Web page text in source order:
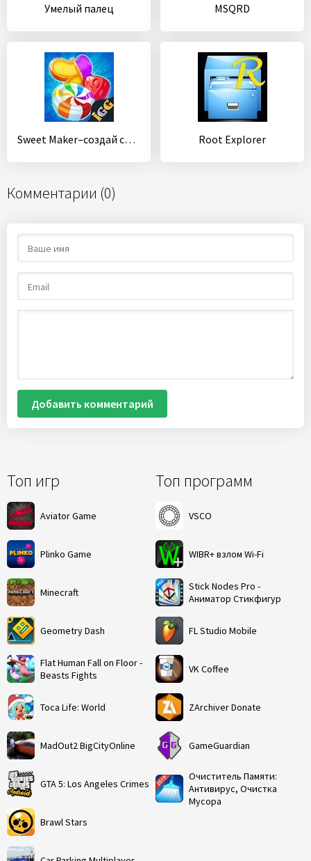
Топ игр
Aviator Game
Plinko Game
Minecraft
Geometry Dash
Flat Human Fall on Floor -
Beasts Fights
Toca Life: World
MadOut2 BigCityOnline
GTA 5: Los Angeles Crimes
Brawl Stars
Топ программ
VSCO
WIBR+ взлом Wi-Fi
Stick Nodes Pro -
Аниматор Стикфигур
FL Studio Mobile
VK Coffee
ZArchiver Donate
GameGuardian
Очиститель Памяти:
Антивирус, Очистка
Мусора
Умелый палец MSQRD
Sweet Maker–создай свою игру! Root Explorer
Комментарии (0)
Добавить комментарий